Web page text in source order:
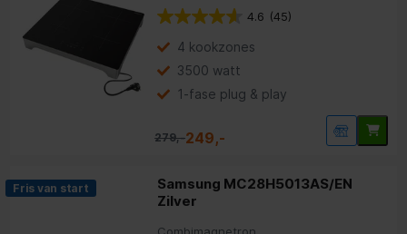
4.6 (45)
4 kookzones
3500 watt
1-fase plug & play
279,-249,-
Fris van start
Samsung MC28H5013AS/EN
Zilver